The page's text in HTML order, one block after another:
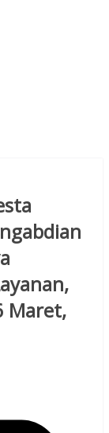
Maret,